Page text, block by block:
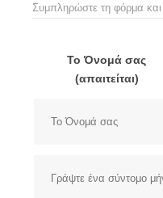
Συμπληρώστε τη φόρμα
Το Όνομά σας
(απαιτείται)